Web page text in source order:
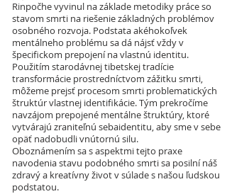
Rinpočhe vyvinul na základe metodiky práce so
stavom smrti na riešenie základných problémov
osobného rozvoja. Podstata akéhokoľvek
mentálneho problému sa dá nájsť vždy v
špecifickom prepojení na vlastnú identitu.
Použitím starodávnej tibetskej tradície
transformácie prostredníctvom zážitku smrti,
môžeme prejsť procesom smrti problematických
štruktúr vlastnej identifikácie. Tým prekročíme
navzájom prepojené mentálne štruktúry, ktoré
vytvárajú zraniteľnú sebaidentitu, aby sme v sebe
opäť nadobudli vnútornú silu.
Oboznámením sa s aspektmi tejto praxe
navodenia stavu podobného smrti sa posilní náš
zdravý a kreatívny život v súlade s našou ľudskou
podstatou.